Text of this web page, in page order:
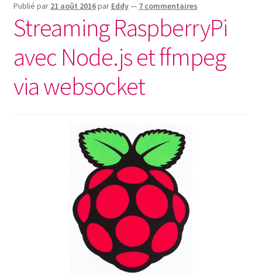
RaspberryPi
Publié par 21 août 2016par Eddy— 7 commentaires
Streaming RaspberryPi
avec Node.js et ffmpeg
via websocket